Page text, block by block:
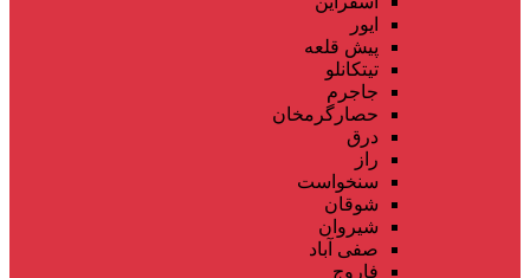
ایور
پیش قلعه
تیتکانلو
جاجرم
حصارگرمخان
درق
راز
سنخواست
شوقان
شیروان
صفی آباد
فاروج